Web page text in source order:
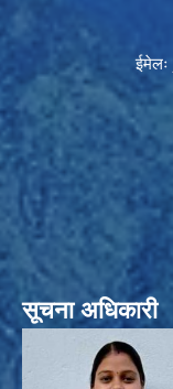
ईमेलः
सूचना अधिकारी